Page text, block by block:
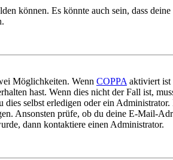
können. Es könnte auch sein, dass
Möglichkeiten. Wenn COPPA aktiviert ist
hast. Wenn dies nicht der Fall ist,
selbst erledigen oder ein
Ansonsten prüfe, ob du deine E-Mail-
dann kontaktiere einen Administrator.